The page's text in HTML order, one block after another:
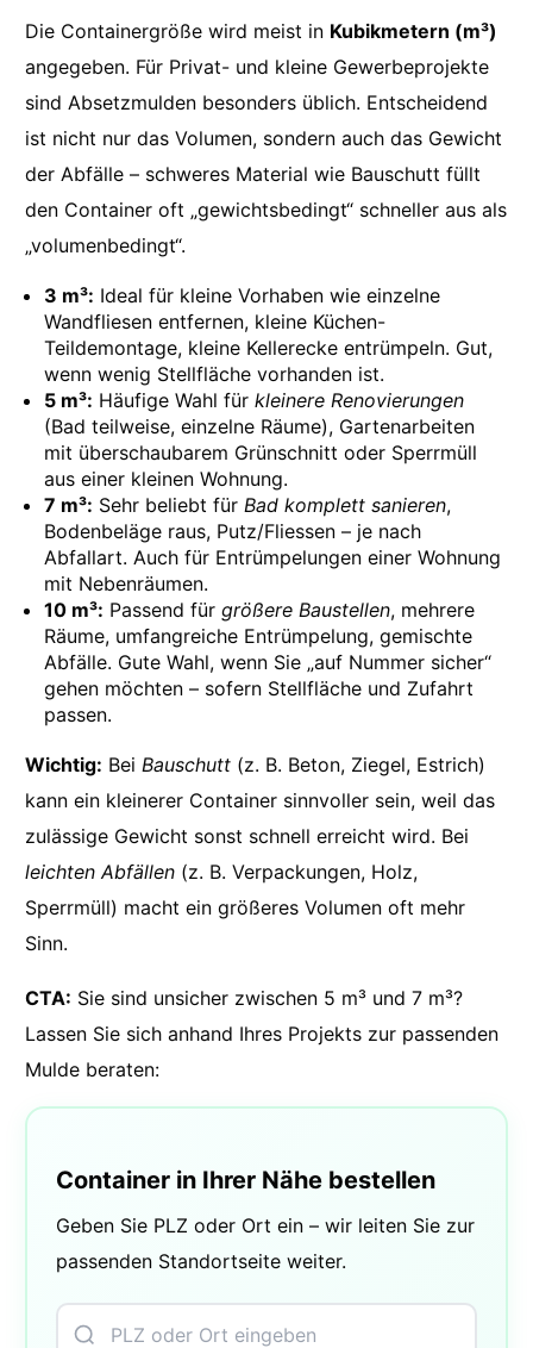
Die Containergröße wird meist in Kubikmetern (m³)
angegeben. Für Privat- und kleine Gewerbeprojekte
sind Absetzmulden besonders üblich. Entscheidend
ist nicht nur das Volumen, sondern auch das Gewicht
der Abfälle – schweres Material wie Bauschutt füllt
den Container oft „gewichtsbedingt“ schneller aus als
„volumenbedingt“.
3 m³: Ideal für kleine Vorhaben wie einzelne
Wandfliesen entfernen, kleine Küchen-
Teildemontage, kleine Kellerecke entrümpeln. Gut,
wenn wenig Stellfläche vorhanden ist.
5 m³: Häufige Wahl fürkleinere Renovierungen
(Bad teilweise, einzelne Räume), Gartenarbeiten
mit überschaubarem Grünschnitt oder Sperrmüll
aus einer kleinen Wohnung.
7 m³: Sehr beliebt fürBad komplett sanieren,
Bodenbeläge raus, Putz/Fliessen – je nach
Abfallart. Auch für Entrümpelungen einer Wohnung
mit Nebenräumen.
10 m³: Passend fürgrößere Baustellen, mehrere
Räume, umfangreiche Entrümpelung, gemischte
Abfälle. Gute Wahl, wenn Sie „auf Nummer sicher“
gehen möchten – sofern Stellfläche und Zufahrt
passen.
Wichtig: BeiBauschutt (z. B. Beton, Ziegel, Estrich)
kann ein kleinerer Container sinnvoller sein, weil das
zulässige Gewicht sonst schnell erreicht wird. Bei
leichten Abfällen (z. B. Verpackungen, Holz,
Sperrmüll) macht ein größeres Volumen oft mehr
Sinn.
CTA: Sie sind unsicher zwischen 5 m³ und 7 m³?
Lassen Sie sich anhand Ihres Projekts zur passenden
Mulde beraten:
Container in Ihrer Nähe bestellen
Geben Sie PLZ oder Ort ein – wir leiten Sie zur
passenden Standortseite weiter.